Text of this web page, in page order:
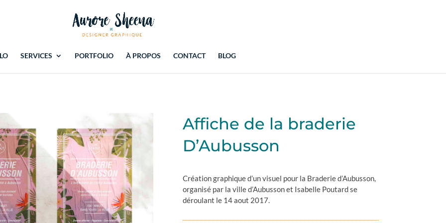
SERVICES PORTFOLIO À PROPOS CONTACT BLOG
Affiche de la braderie
D’Aubusson
Création graphique d’un visuel pour la Braderie d’Aubusson,
organisé par la ville d’Aubusson et Isabelle Poutard se
déroulant le 14 aout 2017.